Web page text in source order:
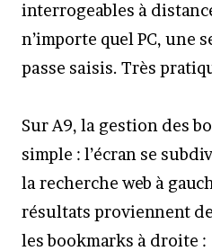
interrogeables à
n’importe quel PC, une
passe saisis. Très
Sur A9, la gestion des
simple : l’écran se
la recherche web à
résultats proviennent
les bookmarks à droite :